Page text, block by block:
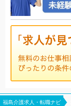
福島介護求人・転職ナビ